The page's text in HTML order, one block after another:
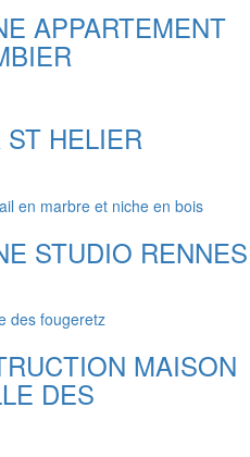
APPARTEMENT
HELIER
STUDIO RENNES
MAISON
DES